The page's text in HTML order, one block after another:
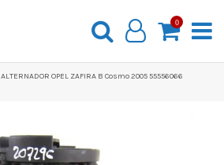
0
ALTERNADOR OPEL ZAFIRA B Cosmo 2005 55556066